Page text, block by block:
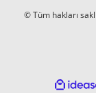
© Tüm hakları